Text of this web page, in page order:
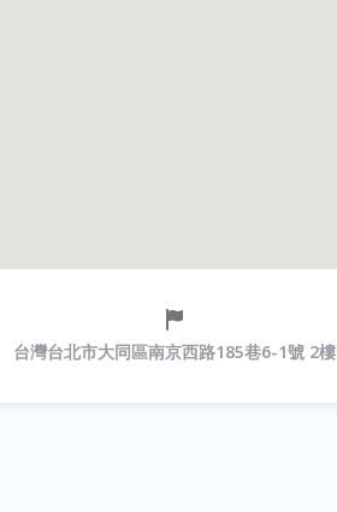
台灣台北市大同區南京西路185巷6-1號 2樓